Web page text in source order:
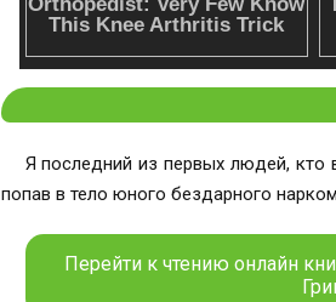
Я последний из первых людей,
попав в тело юного бездарного
Перейти к чтению онлайн